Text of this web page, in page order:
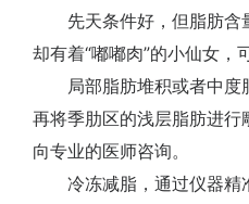
先天条件好，但脂肪含
却有着“嘟嘟肉”的小仙女
局部脂肪堆积或者中度肥
再将季肋区的浅层脂肪进
向专业的医师咨询。
冷冻减脂，通过仪器精